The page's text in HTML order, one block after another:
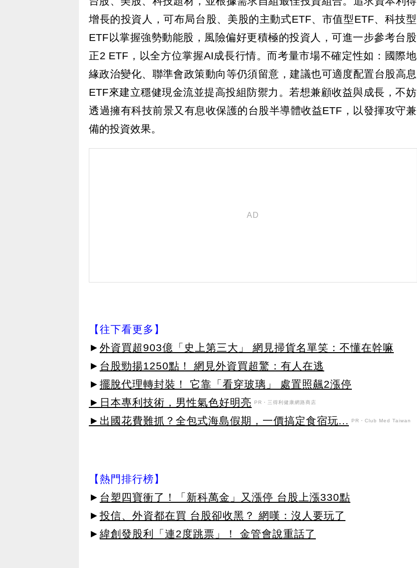
增長的投資人，可布局台股、美股的主動式ETF、市值型ETF、科技型
ETF以掌握強勢動能股，風險偏好更積極的投資人，可進一步參考台股
正2 ETF，以全方位掌握AI成長行情。而考量市場不確定性如：國際地
緣政治變化、聯準會政策動向等仍須留意，建議也可適度配置台股高息
ETF來建立穩健現金流並提高投組防禦力。若想兼顧收益與成長，不妨
透過擁有科技前景又有息收保護的台股半導體收益ETF，以發揮攻守兼
備的投資效果。
【往下看更多】
► 外資買超903億「史上第三大」 網見掃貨名單笑：不懂在幹嘛
► 台股勁揚1250點！ 網見外資買超驚：有人在逃
► 擺脫代理轉封裝！ 它靠「看穿玻璃」 處置照飆2漲停
►日本專利技術，男性氣色好明亮
PR・三得利健康網路商店
►出國花費難抓？全包式海島假期，一價搞定食宿玩... PR・Club Med Taiwan
【熱門排行榜】
► 台塑四寶衝了！「新科萬金」又漲停 台股上漲330點
► 投信、外資都在買 台股卻收黑？ 網嘆：沒人要玩了
► 緯創發股利「連2度跳票」！ 金管會說重話了